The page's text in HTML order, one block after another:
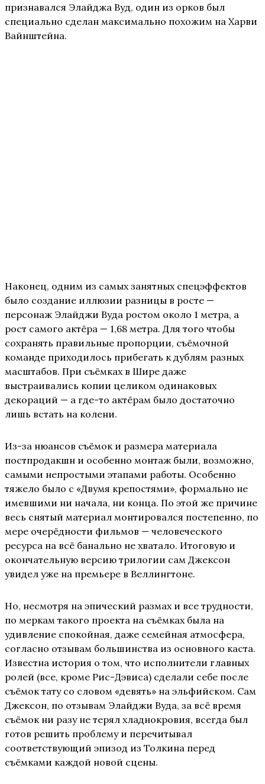
признавался Элайджа Вуд, один из орков был
специально сделан максимально похожим на Харви
Вайнштейна.
Наконец, одним из самых занятных спецэффектов
было создание иллюзии разницы в росте —
персонаж Элайджи Вуда ростом около 1 метра, а
рост самого актёра — 1,68 метра. Для того чтобы
сохранять правильные пропорции, съёмочной
команде приходилось прибегать к дублям разных
масштабов. При съёмках в Шире даже
выстраивались копии целиком одинаковых
декораций — а где-то актёрам было достаточно
лишь встать на колени.
Из-за нюансов съёмок и размера материала
постпродакшн и особенно монтаж были, возможно,
самыми непростыми этапами работы. Особенно
тяжело было с «Двумя крепостями», формально не
имевшими ни начала, ни конца. По этой же причине
весь снятый материал монтировался постепенно, по
мере очерёдности фильмов — человеческого
ресурса на всё банально не хватало. Итоговую и
окончательную версию трилогии сам Джексон
увидел уже на премьере в Веллингтоне.
Но, несмотря на эпический размах и все трудности,
по меркам такого проекта на съёмках была на
удивление спокойная, даже семейная атмосфера,
согласно отзывам большинства из основного каста.
Известна история о том, что исполнители главных
ролей (все, кроме Рис-Дэвиса) сделали себе после
съёмок тату со словом «девять» на эльфийском. Сам
Джексон, по отзывам Элайджи Вуда, за всё время
съёмок ни разу не терял хладнокровия, всегда был
готов решить проблему и перечитывал
соответствующий эпизод из Толкина перед
съёмками каждой новой сцены.